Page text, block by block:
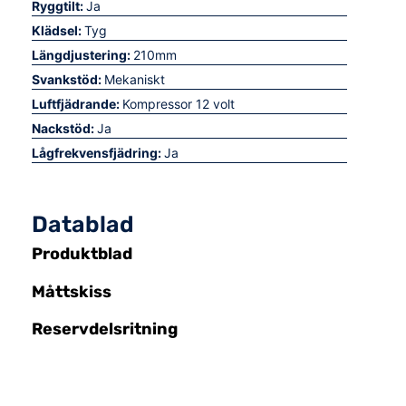
Ryggtilt:Ja
Klädsel:Tyg
Längdjustering: 210mm
Svankstöd: Mekaniskt
Luftfjädrande: Kompressor 12 volt
Nackstöd:Ja
Lågfrekvensfjädring:Ja
Datablad
Produktblad
Måttskiss
Reservdelsritning